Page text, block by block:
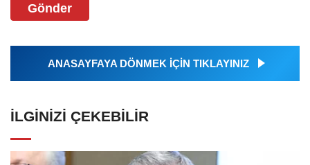
Gönder
ANASAYFAYA DÖNMEK İÇİN TIKLAYINIZ
İLGINIZI ÇEKEBILIR